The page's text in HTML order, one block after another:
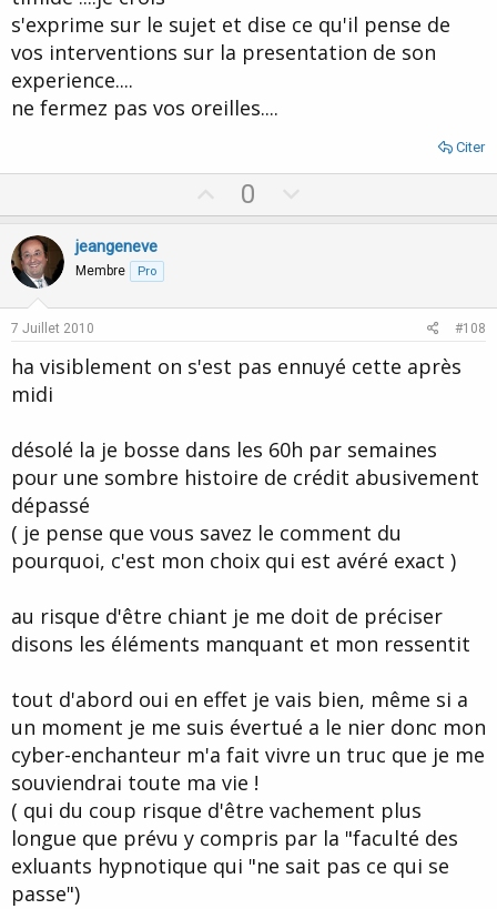
s'exprime sur le sujet et dise ce qu'il pense de
vos interventions sur la presentation de son
experience....
ne fermez pas vos oreilles....
Citer
p
t
0
o
v
e
jeangeneve
Membre Pro
7 Juillet 2010 #108
ha visiblement on s'est pas ennuyé cette après
midi
désolé la je bosse dans les 60h par semaines
pour une sombre histoire de crédit abusivement
dépassé
( je pense que vous savez le comment du
pourquoi, c'est mon choix qui est avéré exact )
au risque d'être chiant je me doit de préciser
disons les éléments manquant et mon ressentit
tout d'abord oui en effet je vais bien, même si a
un moment je me suis évertué a le nier donc mon
cyber-enchanteur m'a fait vivre un truc que je me
souviendrai toute ma vie !
( qui du coup risque d'être vachement plus
longue que prévu y compris par la "faculté des
exluants hypnotique qui "ne sait pas ce qui se
passe")